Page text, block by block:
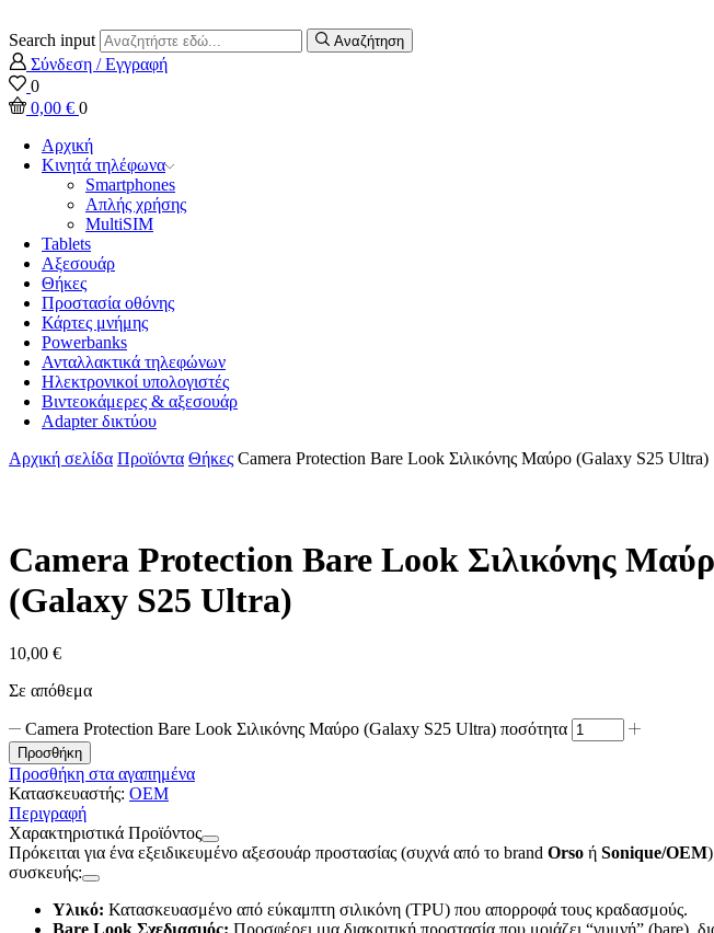
Search input Αναζήτηση
Σύνδεση / Εγγραφή
0
0,00 € 0
Αρχική
Κινητά τηλέφωνα
Smartphones
Απλής χρήσης
MultiSIM
Tablets
Αξεσουάρ
Θήκες
Προστασία οθόνης
Κάρτες μνήμης
Powerbanks
Ανταλλακτικά τηλεφώνων
Ηλεκτρονικοί υπολογιστές
Βιντεοκάμερες & αξεσουάρ
Adapter δικτύου
Αρχική σελίδα Προϊόντα Θήκες Camera Protection Bare Look Σιλικόνης Μαύρο (Galaxy S25 Ultra)
Camera Protection Bare Look Σιλικόνης
(Galaxy S25 Ultra)
10,00 €
Σε απόθεμα
Camera Protection Bare Look Σιλικόνης Μαύρο (Galaxy S25 Ultra) ποσότητα
Προσθήκη
Προσθήκη στα αγαπημένα
Κατασκευαστής: OEM
Περιγραφή
Χαρακτηριστικά Προϊόντος
Πρόκειται για ένα εξειδικευμένο αξεσουάρ προστασίας (συχνά από το brand Orso ή Sonique/OEM
συσκευής:
Υλικό: Κατασκευασμένο από εύκαμπτη σιλικόνη (TPU) που απορροφά τους κραδασμούς.